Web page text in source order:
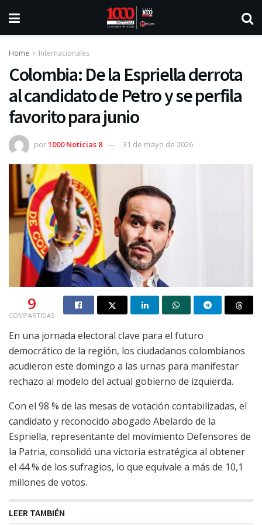
Home Internacionales
Colombia: De la Espriella derrota
al candidato de Petro y se perfila
favorito para junio
por1000 Noticias 8 31 de mayo de 2026
9
COMPARTIDAS
En una jornada electoral clave para el futuro
democrático de la región, los ciudadanos colombianos
acudieron este domingo a las urnas para manifestar
rechazo al modelo del actual gobierno de izquierda.
Con el 98 % de las mesas de votación contabilizadas, el
candidato y reconocido abogado Abelardo de la
Espriella, representante del movimiento Defensores de
la Patria, consolidó una victoria estratégica al obtener
el 44 % de los sufragios, lo que equivale a más de 10,1
millones de votos.
LEER TAMBIÉN